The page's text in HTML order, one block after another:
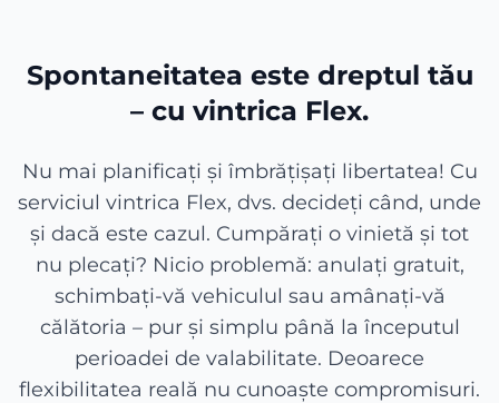
Spontaneitatea este dreptul tău
– cu vintrica Flex.
Nu mai planificați și îmbrățișați libertatea! Cu
serviciul vintrica Flex, dvs. decideți când, unde
și dacă este cazul. Cumpărați o vinietă și tot
nu plecați? Nicio problemă: anulați gratuit,
schimbați-vă vehiculul sau amânați-vă
călătoria – pur și simplu până la începutul
perioadei de valabilitate. Deoarece
flexibilitatea reală nu cunoaște compromisuri.